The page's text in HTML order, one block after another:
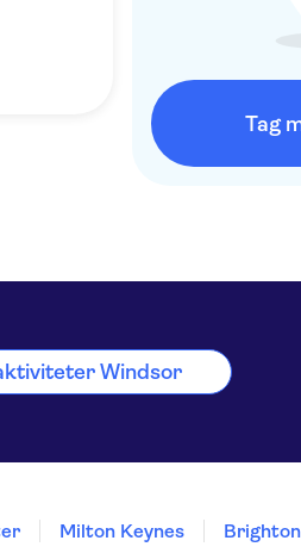
Tag
Windsor
Milton Keynes Brighton